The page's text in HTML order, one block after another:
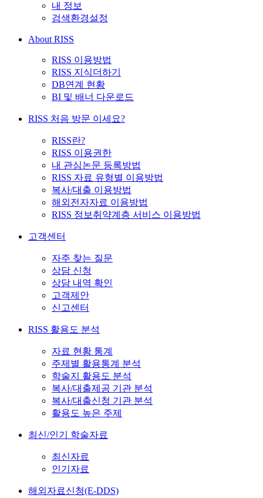
내 정보
검색환경설정
About RISS
RISS 이용방법
RISS 지식더하기
DB연계 현황
BI 및 배너 다운로드
RISS 처음 방문 이세요?
RISS란?
RISS 이용권한
내 관심논문 등록방법
RISS 자료 유형별 이용방법
복사/대출 이용방법
해외전자자료 이용방법
RISS 정보취약계층 서비스 이용방법
고객센터
자주 찾는 질문
상담 신청
상담 내역 확인
고객제안
신고센터
RISS 활용도 분석
자료 현황 통계
주제별 활용통계 분석
학술지 활용도 분석
복사/대출제공 기관 분석
복사/대출신청 기관 분석
활용도 높은 주제
최신/인기 학술자료
최신자료
인기자료
해외자료신청(E-DDS)